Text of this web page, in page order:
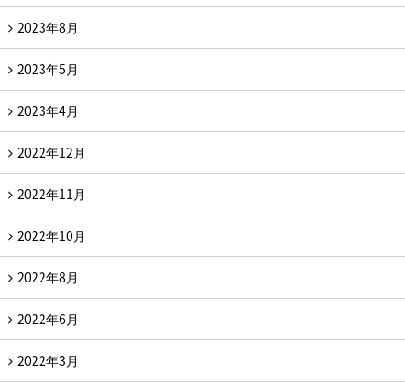
2023年8月
2023年5月
2023年4月
2022年12月
2022年11月
2022年10月
2022年8月
2022年6月
2022年3月